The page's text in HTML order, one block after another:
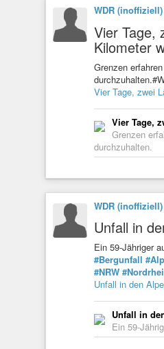
WDR (inoffiziell)
Vier Tage,
Kilometer
Grenzen
Vier Tage, zwei
Vier Tage,
Grenzen
durchzuhalten.
WDR (inoffiziell)
Unfall in
Ein 59-Jähriger
#Bergunfall
#NRW
Unfall in den
Unfall in
Ein 59-